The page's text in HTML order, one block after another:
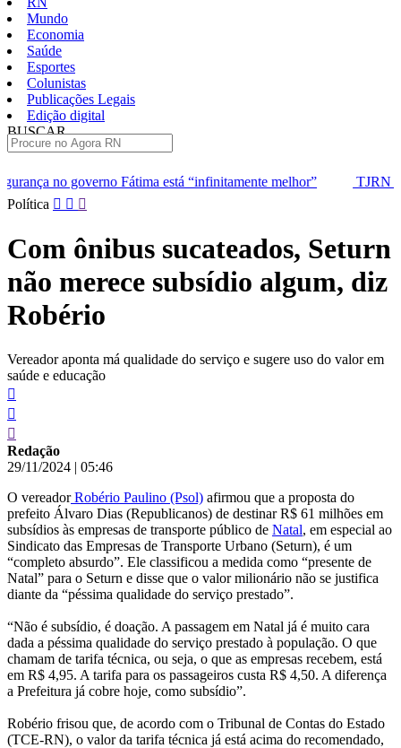
Mundo
Economia
Saúde
Esportes
Colunistas
Publicações Legais
Edição digital
BUSCAR
está “infinitamente melhor”
TJRN escolhe três
Pular
conteúdo
Política
Com ônibus sucateados, Seturn
não merece subsídio algum, diz
Robério
Vereador aponta má qualidade do serviço e sugere uso do valor em
saúde e educação
Redação
29/11/2024 | 05:46
O vereadorRobério Paulino (Psol) afirmou que a proposta do
prefeito Álvaro Dias (Republicanos) de destinar R$ 61 milhões em
subsídios às empresas de transporte público de Natal, em especial ao
Sindicato das Empresas de Transporte Urbano (Seturn), é um
“completo absurdo”. Ele classificou a medida como “presente de
Natal” para o Seturn e disse que o valor milionário não se justifica
diante da “péssima qualidade do serviço prestado”.
“Não é subsídio, é doação. A passagem em Natal já é muito cara
dada a péssima qualidade do serviço prestado à população. O que
chamam de tarifa técnica, ou seja, o que as empresas recebem, está
em R$ 4,95. A tarifa para os passageiros custa R$ 4,50. A diferença
a Prefeitura já cobre hoje, como subsídio”.
Robério frisou que, de acordo com o Tribunal de Contas do Estado
(TCE-RN), o valor da tarifa técnica já está acima do recomendado,